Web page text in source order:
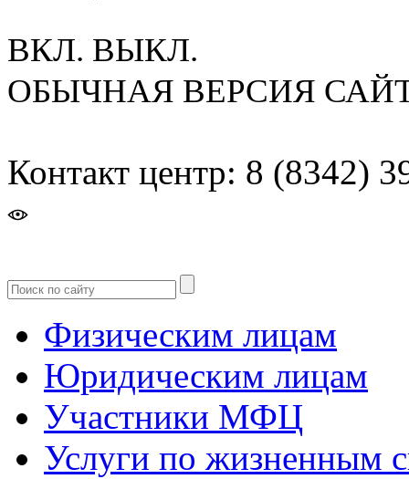
ВКЛ. ВЫКЛ.
ОБЫЧНАЯ ВЕРСИЯ
Контакт центр: 8 (8342)
Физическим лицам
Юридическим лицам
Участники МФЦ
Услуги по жизненным